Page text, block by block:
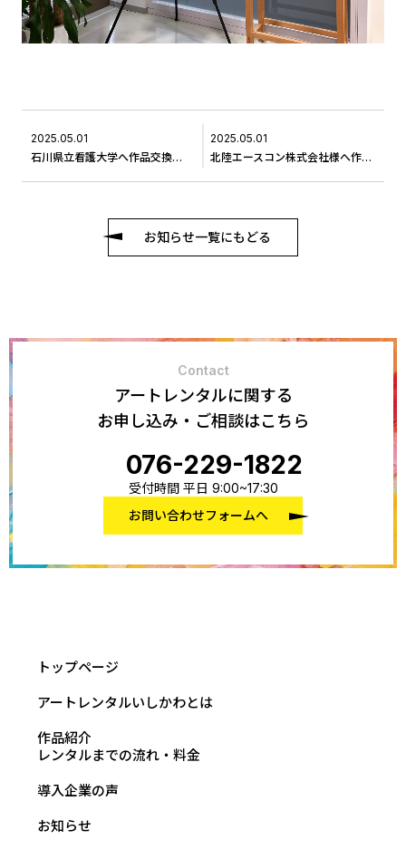
2025.05.01
石川県立看護大学へ作品交換に伺いました＃7
2025.05.01
北陸エースコン株式会社様へ作品をお届けしました
お知らせ一覧にもどる
Contact
アートレンタルに関する
お申し込み・ご相談はこちら
076-229-1822
受付時間 平日 9:00~17:30
お問い合わせフォームへ
トップページ
アートレンタルいしかわとは
作品紹介
レンタルまでの流れ・料金
導入企業の声
お知らせ